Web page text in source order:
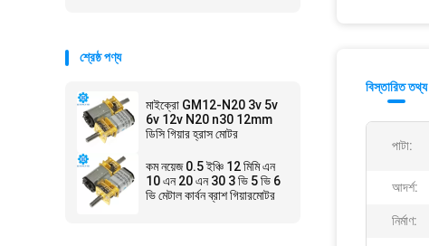
শ্রেষ্ঠ পণ্য
মাইক্রো GM12-N20 3v 5v
6v 12v N20 n30 12mm
ডিসি গিয়ার হ্রাস মোটর
কম নয়েজ 0.5 ইঞ্চি 12 মিমি এন
10 এন 20 এন 30 3 ভি 5 ভি 6
ভি মেটাল কার্বন ব্রাশ গিয়ারমোটর
বিস্তারিত তথ্য
পাটা:
আদর্শ:
নির্মাণ: